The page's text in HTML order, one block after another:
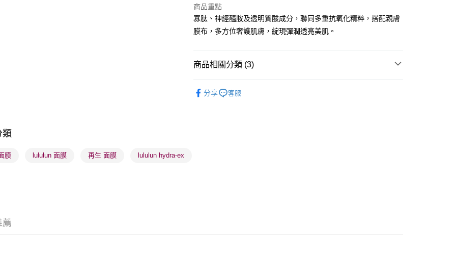
WeChat Pay
BoC Pay
送貨方式
每筆HK$65.00，滿HK$300.00或以上免運費
商品重點
寡肽、神經醯胺及透明質酸成分，聯同多重抗氧化精粹，搭配親膚
膜布，多方位奢護肌膚，綻現彈潤透亮美肌。
商品相關分類 (3)
分享 客服
類
膜 lululun 面膜 再生 面膜 lululun hydra-ex
薦